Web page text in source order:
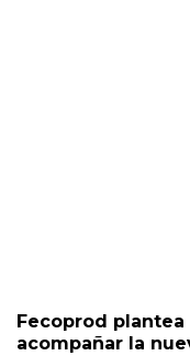
Fecoprod
acompañar la